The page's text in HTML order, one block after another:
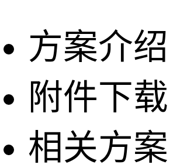
方案介绍
附件下载
相关方案